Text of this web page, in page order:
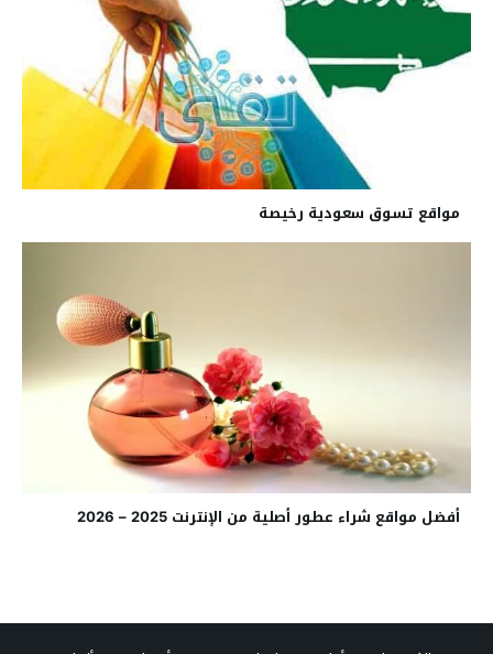
مواقع تسوق سعودية رخيصة
أفضل مواقع شراء عطور أصلية من الإنترنت 2025 – 2026